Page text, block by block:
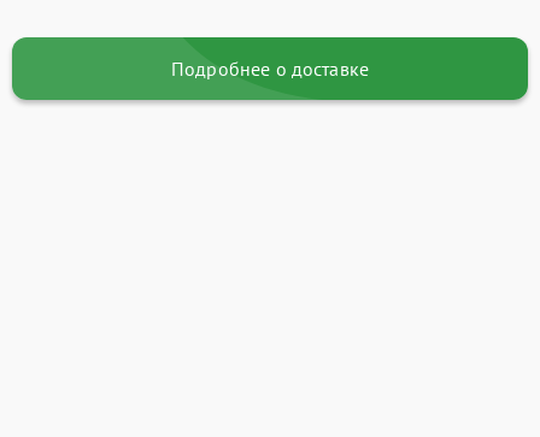
Подробнее о доставке